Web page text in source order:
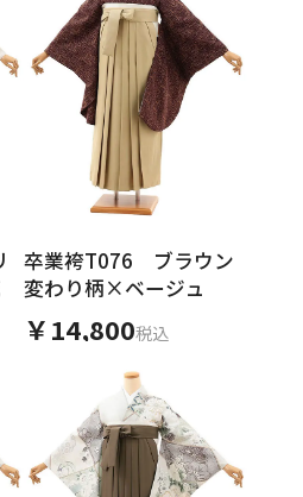
卒業袴T076 ブラウン
変わり柄×ベージュ
￥14,800税込